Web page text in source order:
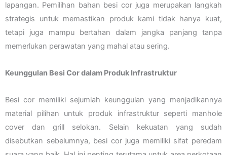
lapangan. Pemilihan bahan besi cor juga merupakan langkah
strategis untuk memastikan produk kami tidak hanya kuat,
tetapi juga mampu bertahan dalam jangka panjang tanpa
memerlukan perawatan yang mahal atau sering.
Keunggulan Besi Cor dalam Produk Infrastruktur
Besi cor memiliki sejumlah keunggulan yang menjadikannya
material pilihan untuk produk infrastruktur seperti manhole
cover dan grill selokan. Selain kekuatan yang sudah
disebutkan sebelumnya, besi cor juga memiliki sifat peredam